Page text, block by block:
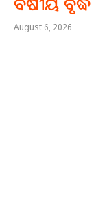
August 6, 2026